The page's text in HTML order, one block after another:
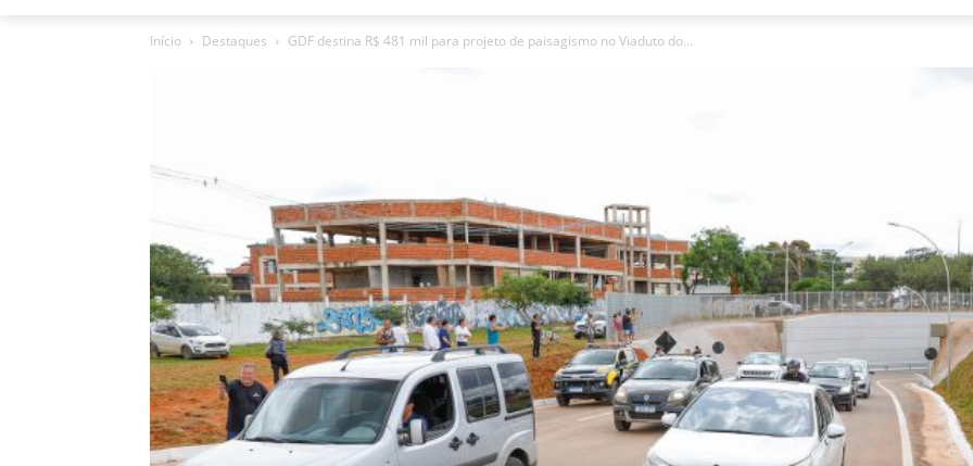
Início Destaques GDF destina R$ 481 mil para projeto de paisagismo no Viaduto do...